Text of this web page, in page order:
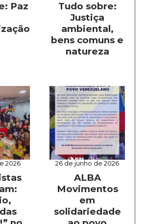
Paz
Tudo sobre:
Justiça
ambiental,
bens comuns e
natureza
2026 26 de junho de 2026
ALBA
Movimentos
em
solidariedade